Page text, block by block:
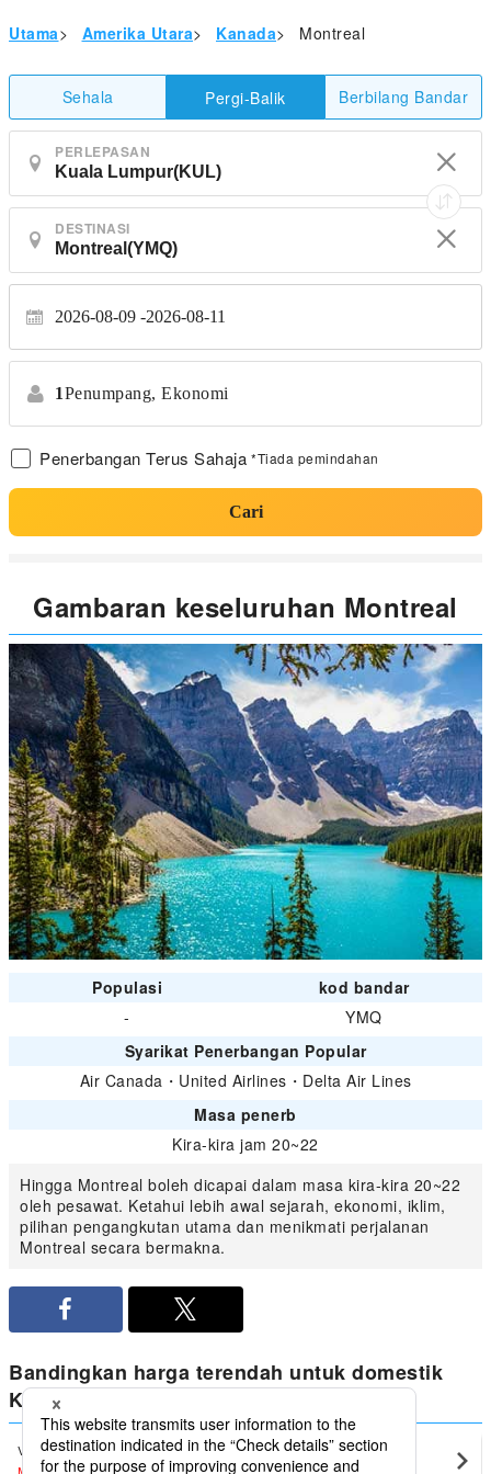
Utama> Amerika Utara> Kanada> Montreal
Sehala Pergi-Balik Berbilang Bandar
PERLEPASAN
DESTINASI
2026-08-09 2026-08-11
1Penumpang, Ekonomi
Penerbangan Terus Sahaja *Tiada pemindahan
Cari
Gambaran keseluruhan Montreal
Populasi
kod bandar
-
YMQ
Syarikat Penerbangan Popular
Air Canada ・ United Airlines ・ Delta Air Lines
Masa penerb
Kira-kira jam 20~22
Hingga Montreal boleh dicapai dalam masa kira-kira 20~22
oleh pesawat. Ketahui lebih awal sejarah, ekonomi, iklim,
pilihan pengangkutan utama dan menikmati perjalanan
Montreal secara bermakna.
Bandingkan harga terendah untuk domestik
Kanada dari Montreal
Vancouver Montreal(YUL)